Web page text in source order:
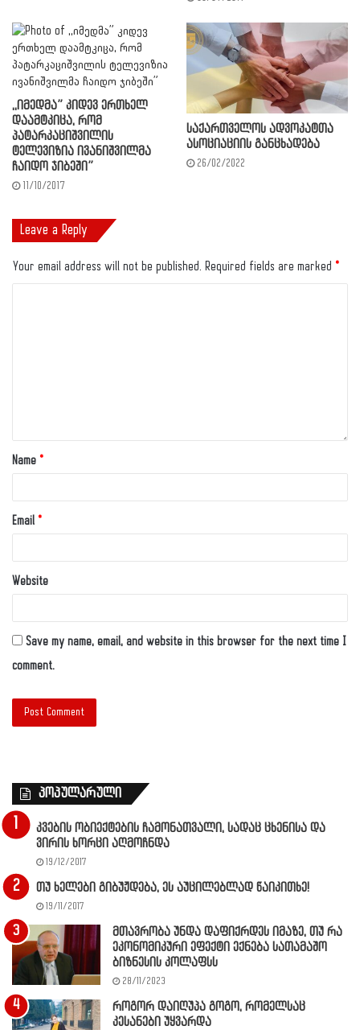
,,იმედმა” კიდევ ერთხელ
დაამტკიცა, რომ
პატარკაციშვილის
ტელევიზია ივანიშვილმა
ჩაიდო ჯიბეში”
11/10/2017
საქართველოს ადვოკატთა
ასოციაციის განცხადება
26/02/2022
Leave a Reply
Your email address will not be published. Required fields are marked *
Name *
Email *
Website
Save my name, email, and website in this browser for the next time I
comment.
პოპულარული
კვების ობიექტების ჩამონათვალი, სადაც ცხენისა და
ვირის ხორცი აღმოჩნდა
19/12/2017
თუ ხელები გიბუჟდება, ეს აუცილებლად წაიკითხე!
19/11/2017
მთავრობა უნდა დაფიქრდეს იმაზე, თუ რა
ეკონომიკური ეფექტი ექნება სათამაშო
ბიზნესის კოლაფსს
28/11/2023
როგორ დაიღუპა გოგო, რომელსაც
კესანები უყვარდა